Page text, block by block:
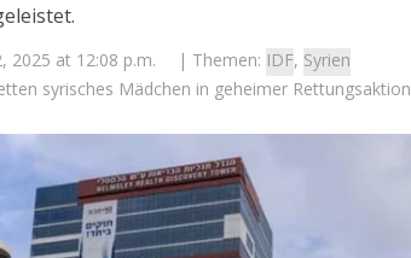
2025 at 12:08 p.m. | Themen: IDF, Syrien
syrisches Mädchen in geheimer Rettungsaktion